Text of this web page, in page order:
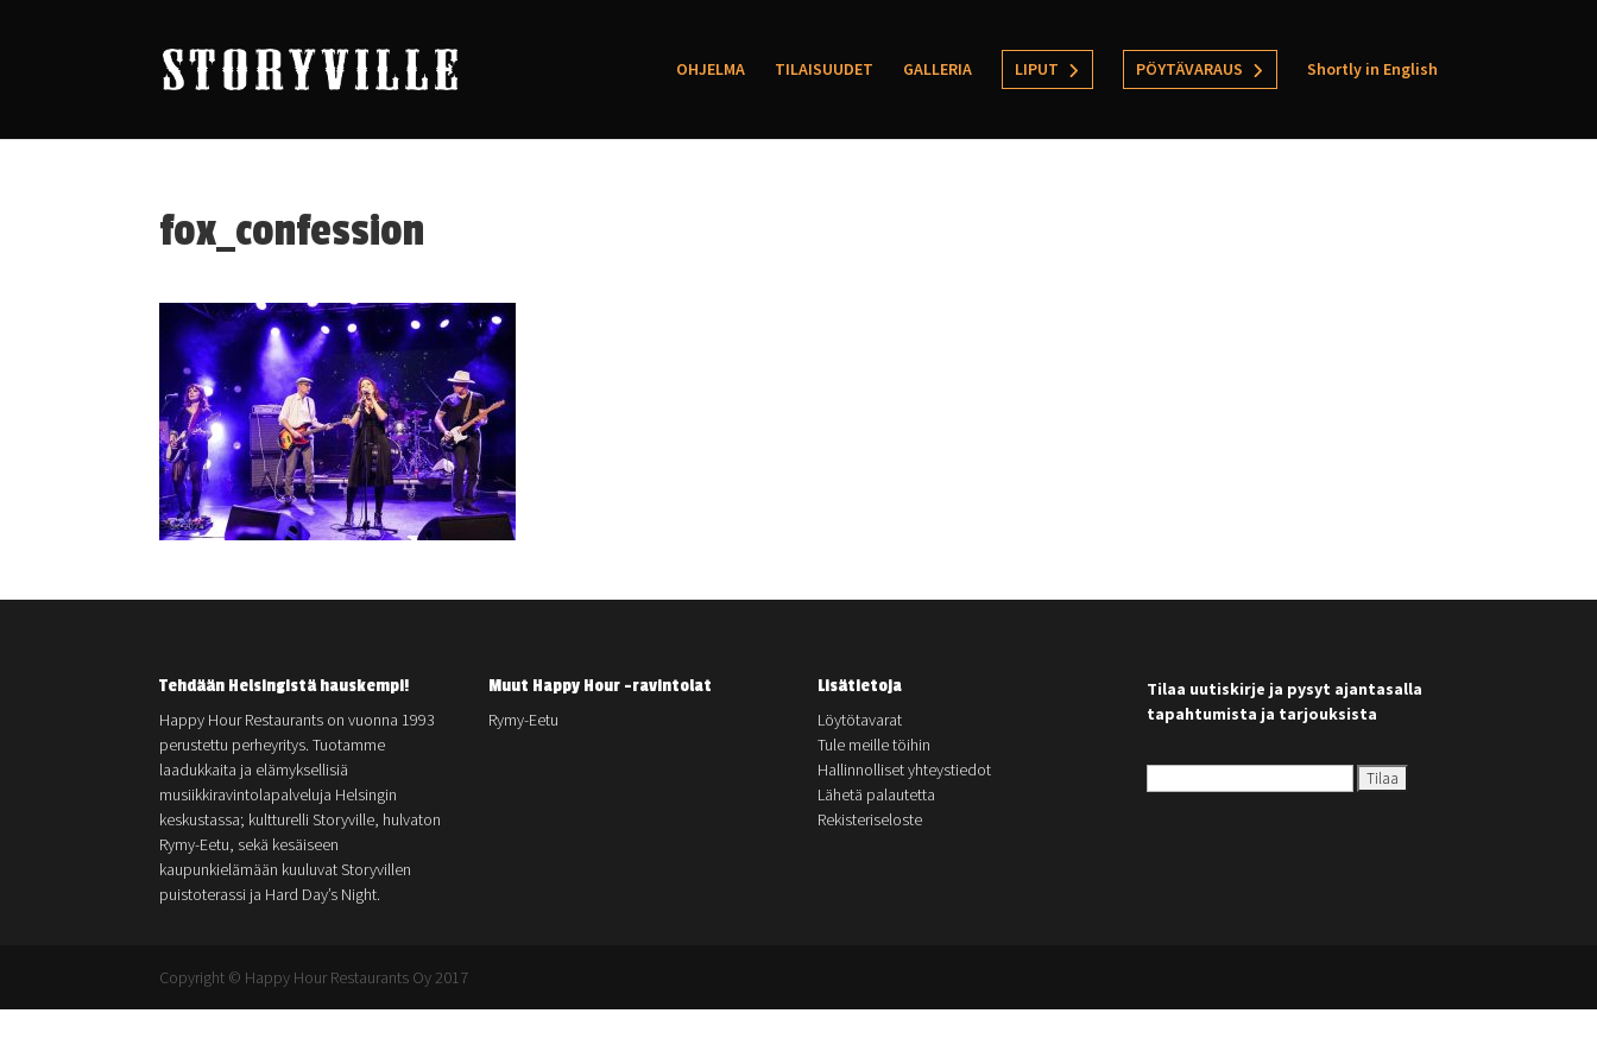
OHJELMA TILAISUUDET GALLERIA LIPUT PÖYTÄVARAUS Shortly in English
fox_confession
Tehdään Helsingistä hauskempi!
Happy Hour Restaurants on vuonna 1993
perustettu perheyritys. Tuotamme
laadukkaita ja elämyksellisiä
musiikkiravintolapalveluja Helsingin
keskustassa; kultturelli Storyville, hulvaton
Rymy-Eetu, sekä kesäiseen
kaupunkielämään kuuluvat Storyvillen
puistoterassi ja Hard Day’s Night.
Muut Happy Hour -ravintolat
Rymy-Eetu
Lisätietoja
Löytötavarat
Tule meille töihin
Hallinnolliset yhteystiedot
Lähetä palautetta
Rekisteriseloste
Tilaa uutiskirje ja pysyt ajantasalla
tapahtumista ja tarjouksista
Copyright © Happy Hour Restaurants Oy 2017